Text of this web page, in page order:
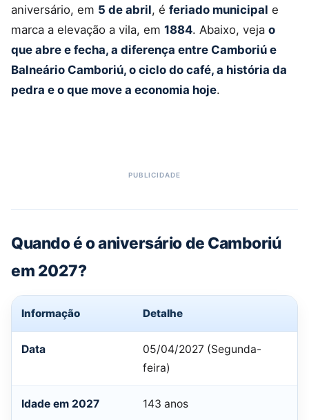
aniversário, em 5 de abril, é feriado municipal e
marca a elevação a vila, em 1884. Abaixo, veja o
que abre e fecha, a diferença entre Camboriú e
Balneário Camboriú, o ciclo do café, a história da
pedra e o que move a economia hoje.
Quando é o aniversário de Camboriú
em 2027?
Informação Detalhe
Data
05/04/2027 (Segunda-
feira)
Idade em 2027 143 anos